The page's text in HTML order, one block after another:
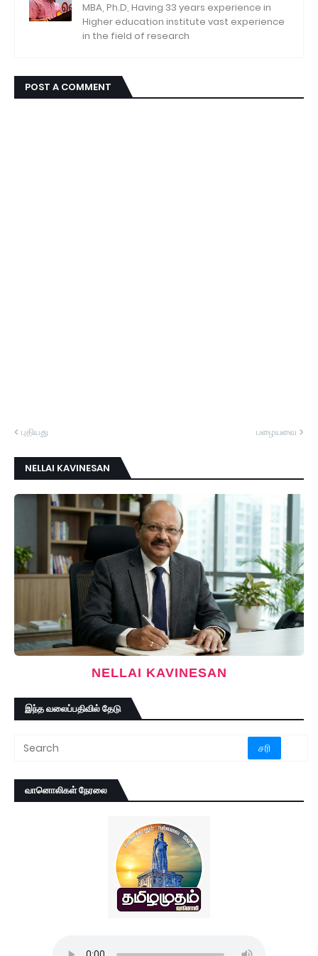
MBA, Ph.D, Having 33 years experience in
Higher education institute vast experience
in the field of research
POST A COMMENT
புதியது பழையவை
NELLAI KAVINESAN
NELLAI KAVINESAN
இந்த வலைப்பதிவில் தேடு
வானொலிகள் நேரலை